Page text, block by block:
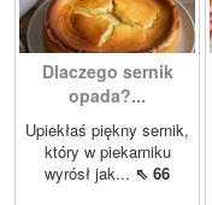
Dlaczego sernik
opada?...
Upiekłaś piękny sernik,
który w piekarniku
wyrósł jak... ⇖ 66